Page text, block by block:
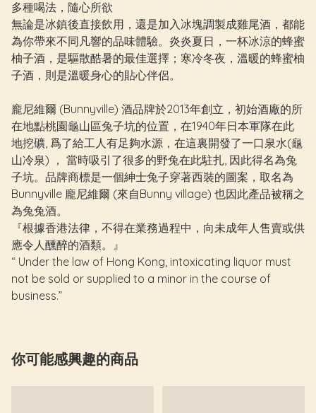
多種喝法，隨心所欲
無論是冰鎮後直接飲用，還是加入冰塊調製成雞尾酒，都能
為你帶來不同凡響的品味體驗。炎炎夏日，一杯冰涼的蜂蜜
柚子酒，是驅散酷暑的最佳選擇；寒冷冬夜，溫暖的蜂蜜柚
子酒，則是溫暖身心的貼心伴侶。
龐尼維爾 (Bunnyville) 酒品牌於2013年創立，初始酒廠的所
在地點桃園龜山區兔子坑的位置，在1940年日本軍隊在此
地挖礦, 爲了給工人有足夠水源，在這裏開發了一口泉水(龜
山冷泉) ， 當時吸引了很多的野兔在此駐扎, 因此得名為兔
子坑。品牌商標是一個紳士兔子穿著西裝的圖案，取名為
Bunnyville 龐尼維爾 (來自Bunny village) 也因此產品被稱之
為兔兔酒。
『根據香港法律，不得在業務過程中，向未成年人售賣或供
應令人醺醉的酒類。』
“ Under the law of Hong Kong, intoxicating liquor must
not be sold or supplied to a minor in the course of
business.”
你可能感興趣的商品